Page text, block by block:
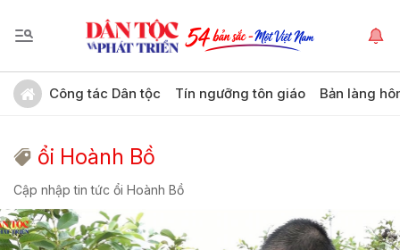
Công tác Dân tộc Tín ngưỡng tôn giáo Bản làng
ổi Hoành Bồ
Cập nhập tin tức ổi Hoành Bồ